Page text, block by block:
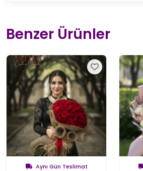
Benzer Ürünler
Aynı Gün Teslimat